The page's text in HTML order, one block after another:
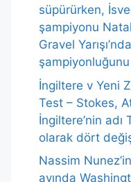
süpürürken,
şampiyonu
Gravel
şampiyonluğunu
İngiltere v Yeni
Test – Stokes,
İngiltere’nin adı
olarak dört
Nassim
ayında